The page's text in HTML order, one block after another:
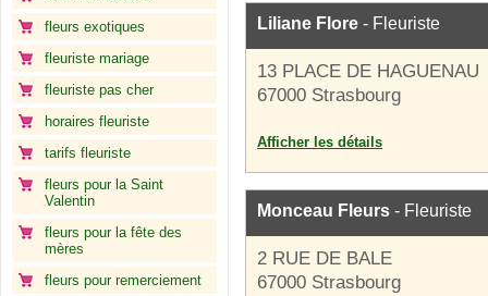
fleurs exotiques
fleuriste mariage
fleuriste pas cher
horaires fleuriste
tarifs fleuriste
fleurs pour la Saint
Valentin
fleurs pour la fête des
mères
fleurs pour remerciement
Liliane Flore - Fleuriste
13 PLACE DE HAGUENAU
67000 Strasbourg
Afficher les détails
Monceau Fleurs - Fleuriste
2 RUE DE BALE
67000 Strasbourg